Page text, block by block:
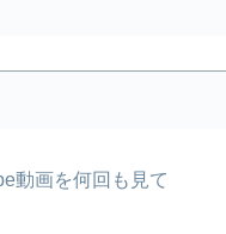
動画を何回も見て